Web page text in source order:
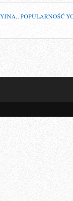
POPULARNOŚĆ